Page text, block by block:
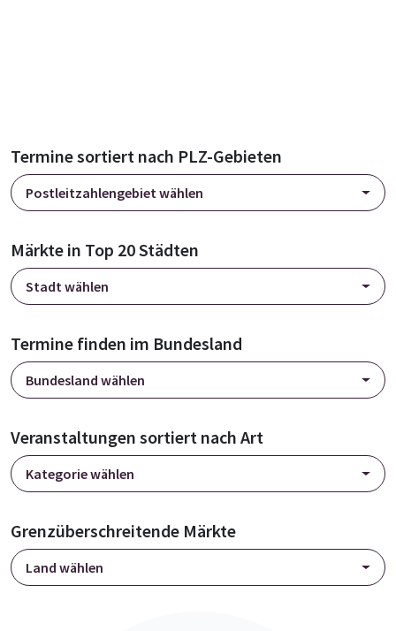
Termine sortiert nach PLZ-Gebieten
Postleitzahlengebiet wählen
Märkte in Top 20 Städten
Stadt wählen
Termine finden im Bundesland
Bundesland wählen
Veranstaltungen sortiert nach Art
Kategorie wählen
Grenzüberschreitende Märkte
Land wählen